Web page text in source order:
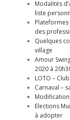
Modalités
liste
Plateformes
des
Quelques
village
Amour
2020 à
LOTO –
Carnaval –
Modification
Elections
à adopter